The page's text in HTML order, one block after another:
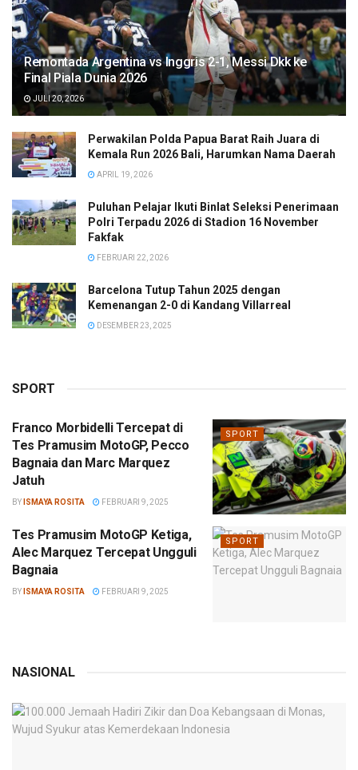
Remontada Argentina vs Inggris 2-1, Messi Dkk ke
Final Piala Dunia 2026
JULI 20, 2026
Perwakilan Polda Papua Barat Raih Juara di
Kemala Run 2026 Bali, Harumkan Nama Daerah
APRIL 19, 2026
Puluhan Pelajar Ikuti Binlat Seleksi Penerimaan
Polri Terpadu 2026 di Stadion 16 November
Fakfak
FEBRUARI 22, 2026
Barcelona Tutup Tahun 2025 dengan
Kemenangan 2-0 di Kandang Villarreal
DESEMBER 23, 2025
SPORT
SPORT
Franco Morbidelli Tercepat di
Tes Pramusim MotoGP, Pecco
Bagnaia dan Marc Marquez
Jatuh
BY ISMAYA ROSITA FEBRUARI 9, 2025
SPORT
Tes Pramusim MotoGP Ketiga,
Alec Marquez Tercepat Ungguli
Bagnaia
BY ISMAYA ROSITA FEBRUARI 9, 2025
NASIONAL